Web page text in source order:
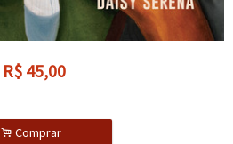
R$ 45,00
. Comprar